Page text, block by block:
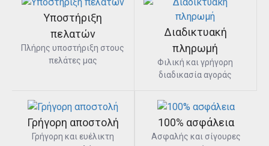
Υποστήριξη
πελατών
Πλήρης υποστήριξη στους
πελάτες μας
Διαδικτυακή
πληρωμή
Φιλική και γρήγορη
διαδικασία αγοράς
Γρήγορη αποστολή
Γρήγορη και ευέλικτη
100% ασφάλεια
Ασφαλής και σίγουρες